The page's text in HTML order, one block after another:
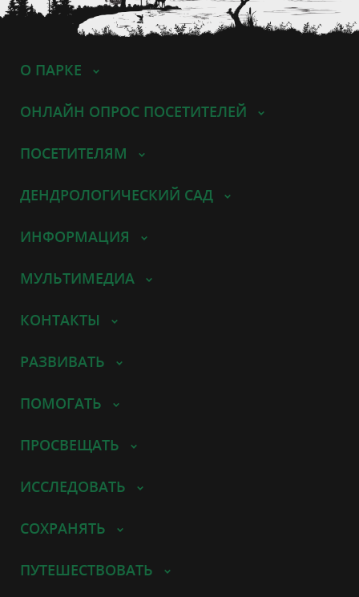
О ПАРКЕ
ОНЛАЙН ОПРОС ПОСЕТИТЕЛЕЙ
ПОСЕТИТЕЛЯМ
ДЕНДРОЛОГИЧЕСКИЙ САД
ИНФОРМАЦИЯ
МУЛЬТИМЕДИА
КОНТАКТЫ
РАЗВИВАТЬ
ПОМОГАТЬ
ПРОСВЕЩАТЬ
ИССЛЕДОВАТЬ
СОХРАНЯТЬ
ПУТЕШЕСТВОВАТЬ